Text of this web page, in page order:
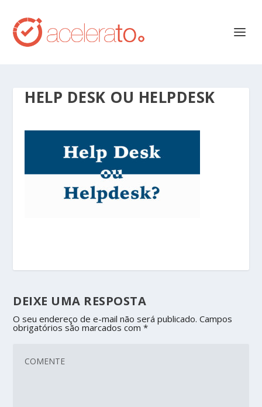
HELP DESK OU HELPDESK
DEIXE UMA RESPOSTA
O seu endereço de e-mail não será publicado. Campos
obrigatórios são marcados com*